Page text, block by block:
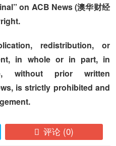
on ACB News (澳华财经
redistribution, or
in whole or in part, in
without prior written
is strictly prohibited and
 评论 (0)